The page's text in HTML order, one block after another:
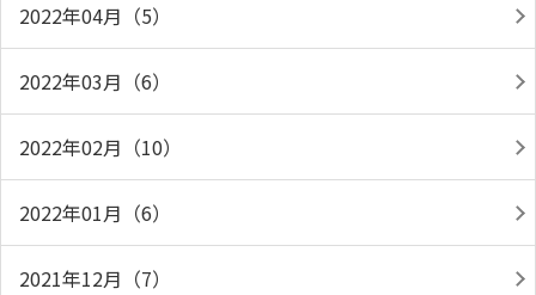
2022年04月（5）
2022年03月（6）
2022年02月（10）
2022年01月（6）
2021年12月（7）